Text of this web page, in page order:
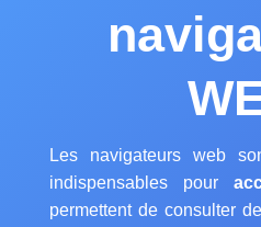
Les navigateurs web
indispensables pour
permettent de consulter